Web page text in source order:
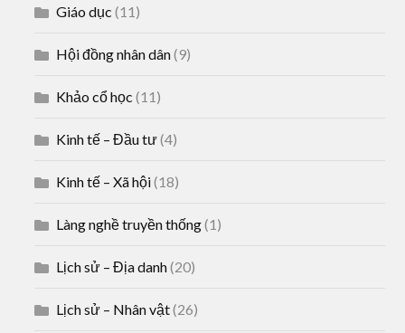
Giáo dục (11)
Hội đồng nhân dân(9)
Khảo cổ học (11)
Kinh tế – Đầu tư(4)
Kinh tế – Xã hội(18)
Làng nghề truyền thống(1)
Lịch sử – Địa danh(20)
Lịch sử – Nhân vật(26)